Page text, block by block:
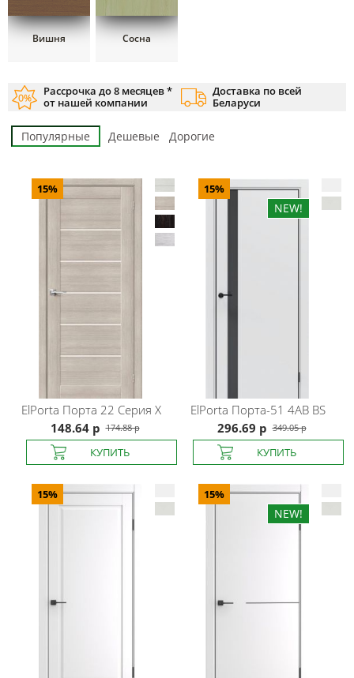
Вишня Сосна
Рассрочка до 8 месяцев *
от нашей компании
Доставка по всей
Беларуси
Популярные Дешевые Дорогие
15%
ElPorta Порта 22 Серия X
148.64 р 174.88 р
15%
ElPorta Порта-51 4AB BS
296.69 р 349.05 р
15% 15%